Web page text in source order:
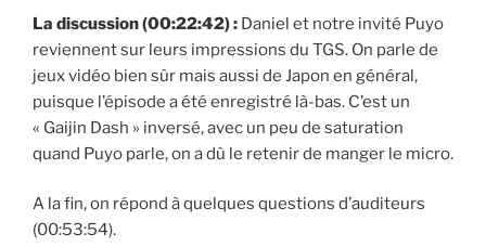
La discussion (00:22:42) : Daniel et notre invité Puyo
reviennent sur leurs impressions du TGS. On parle de
jeux vidéo bien sûr mais aussi de Japon en général,
puisque l’épisode a été enregistré là-bas. C’est un
« Gaijin Dash » inversé, avec un peu de saturation
quand Puyo parle, on a dû le retenir de manger le micro.
A la fin, on répond à quelques questions d’auditeurs
(00:53:54).